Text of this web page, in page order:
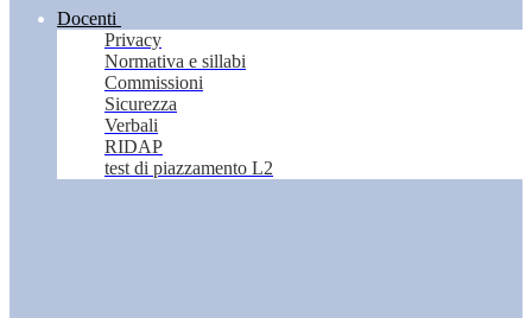
Docenti
Privacy
Normativa e sillabi
Commissioni
Sicurezza
Verbali
RIDAP
test di piazzamento L2